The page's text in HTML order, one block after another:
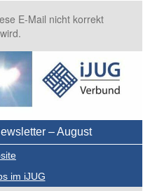
E-Mail nicht korrekt
– August
im iJUG